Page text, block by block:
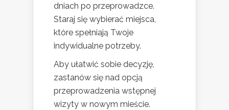
dniach po przeprowadzce.
Staraj się wybierać miejsca,
które spełniają Twoje
indywidualne potrzeby.
Aby ułatwić sobie decyzję,
zastanów się nad opcją
przeprowadzenia wstępnej
wizyty w nowym mieście.